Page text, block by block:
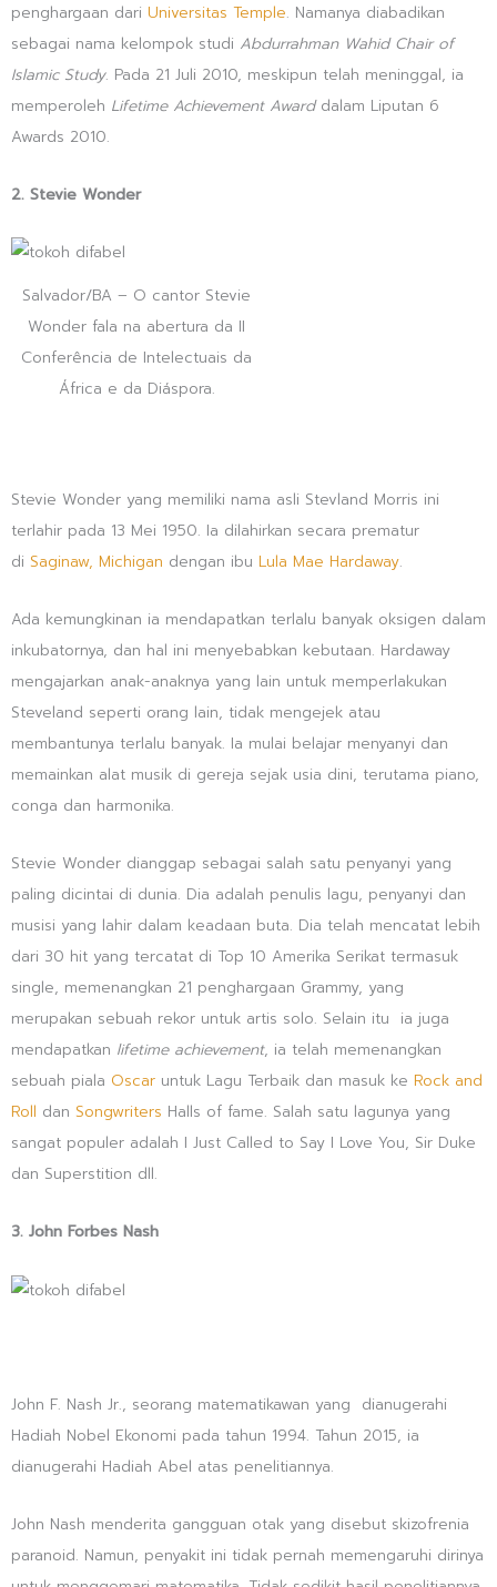
penghargaan dari Universitas Temple. Namanya diabadikan
sebagai nama kelompok studi Abdurrahman Wahid Chair of
Islamic Study. Pada 21 Juli 2010, meskipun telah meninggal, ia
memperoleh Lifetime Achievement Awarddalam Liputan 6
Awards 2010.
2. Stevie Wonder
Salvador/BA – O cantor Stevie
Wonder fala na abertura da II
Conferência de Intelectuais da
África e da Diáspora.
Stevie Wonder yang memiliki nama asli Stevland Morris ini
terlahir pada 13 Mei 1950. Ia dilahirkan secara prematur
di Saginaw, Michigan dengan ibu Lula Mae Hardaway.
Ada kemungkinan ia mendapatkan terlalu banyak oksigen dalam
inkubatornya, dan hal ini menyebabkan kebutaan. Hardaway
mengajarkan anak-anaknya yang lain untuk memperlakukan
Steveland seperti orang lain, tidak mengejek atau
membantunya terlalu banyak. Ia mulai belajar menyanyi dan
memainkan alat musik di gereja sejak usia dini, terutama piano,
conga dan harmonika.
Stevie Wonder dianggap sebagai salah satu penyanyi yang
paling dicintai di dunia. Dia adalah penulis lagu, penyanyi dan
musisi yang lahir dalam keadaan buta. Dia telah mencatat lebih
dari 30 hit yang tercatat di Top 10 Amerika Serikat termasuk
single, memenangkan 21 penghargaan Grammy, yang
merupakan sebuah rekor untuk artis solo. Selain itu ia juga
mendapatkan lifetime achievement, ia telah memenangkan
sebuah piala Oscar untuk Lagu Terbaik dan masuk ke Rock and
Roll dan Songwriters Halls of fame. Salah satu lagunya yang
sangat populer adalah I Just Called to Say I Love You, Sir Duke
dan Superstition dll.
3. John Forbes Nash
John F. Nash Jr., seorang matematikawan yang dianugerahi
Hadiah Nobel Ekonomi pada tahun 1994. Tahun 2015, ia
dianugerahi Hadiah Abel atas penelitiannya.
John Nash menderita gangguan otak yang disebut skizofrenia
paranoid. Namun, penyakit ini tidak pernah memengaruhi dirinya